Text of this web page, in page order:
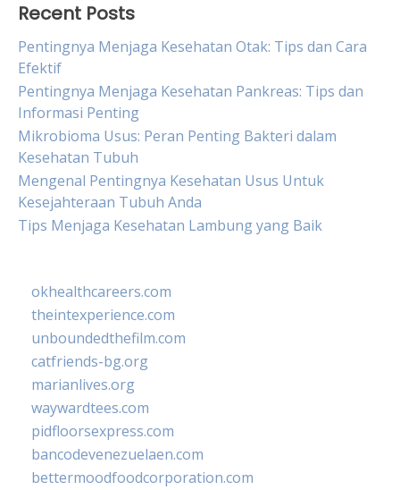
Recent Posts
Pentingnya Menjaga Kesehatan Otak: Tips dan Cara
Efektif
Pentingnya Menjaga Kesehatan Pankreas: Tips dan
Informasi Penting
Mikrobioma Usus: Peran Penting Bakteri dalam
Kesehatan Tubuh
Mengenal Pentingnya Kesehatan Usus Untuk
Kesejahteraan Tubuh Anda
Tips Menjaga Kesehatan Lambung yang Baik
okhealthcareers.com
theintexperience.com
unboundedthefilm.com
catfriends-bg.org
marianlives.org
waywardtees.com
pidfloorsexpress.com
bancodevenezuelaen.com
bettermoodfoodcorporation.com